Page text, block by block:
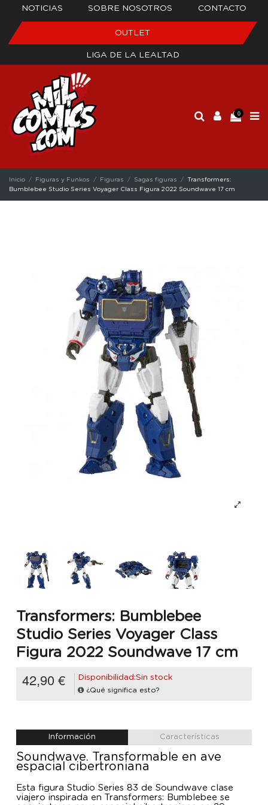
NOTICIAS SOBRE NOSOTROS CONTACTO
OUTLET
LIGA DE LA LEALTAD
0
Inicio Figuras y Funkos Figuras Sagas figuras
Transformers:
Bumblebee Studio Series Voyager Class Figura 2022 Soundwave 17 cm
Transformers: Bumblebee
Studio Series Voyager Class
Figura 2022 Soundwave 17 cm
42,90 € Disponibilidad:Sin stock
¿Qué significa esto?
Información Características
Soundwave. Transformable en ave
espacial cibertroniana
Esta figura Studio Series 83 de Soundwave clase
viajero inspirada en Transformers: Bumblebee se